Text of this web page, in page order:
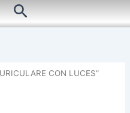
Buscar
CON LUCES”